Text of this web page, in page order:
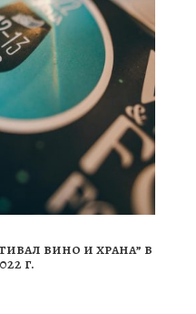
вино и храна” в
г.